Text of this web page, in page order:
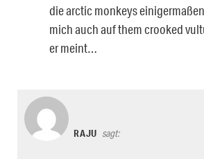
die arctic monkeys
mich auch auf them crooked
er meint…
RAJU sagt: